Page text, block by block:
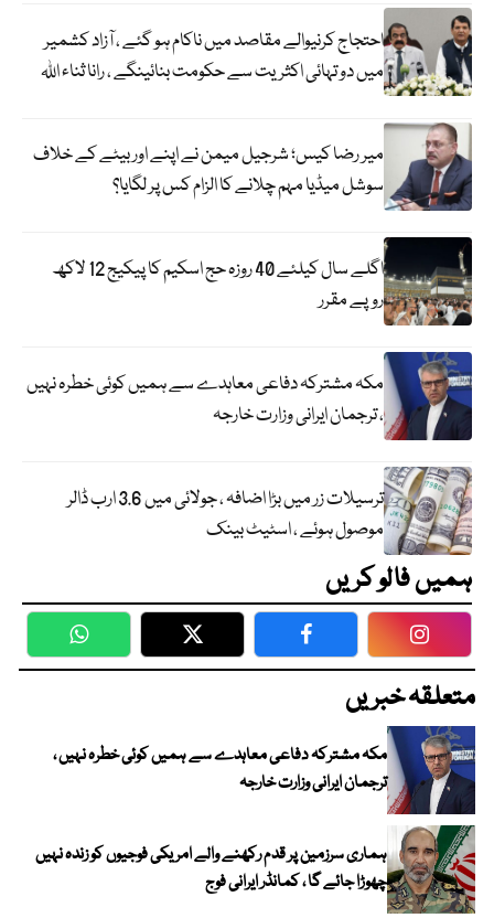
احتجاج کرنیوالے مقاصد میں ناکام ہو گئے ، آزاد کشمیر
میں دو تہائی اکثریت سے حکومت بنائینگے ، رانا ثناء اللہ
میر رضا کیس؛ شرجیل میمن نے اپنے اور بیٹے کے خلاف
سوشل میڈیا مہم چلانے کا الزام کس پر لگایا؟
اگلے سال کیلئے 40 روزہ حج اسکیم کا پیکیج 12 لاکھ
روپے مقرر
مکہ مشترکہ دفاعی معاہدے سے ہمیں کوئی خطرہ نہیں
، ترجمان ایرانی وزارت خارجہ
ترسیلات زر میں بڑا اضافہ ، جولائی میں 3.6 ارب ڈالر
موصول ہوئے ، اسٹیٹ بینک
ہمیں فالو کریں
WhatsApp Twitter Facebook
متعلقہ خبریں
مکہ مشترکہ دفاعی معاہدے سے ہمیں کوئی خطرہ نہیں ،
ترجمان ایرانی وزارت خارجہ
ہماری سرزمین پر قدم رکھنے والے امریکی فوجیوں کو زندہ نہیں
چھوڑا جائے گا ، کمانڈر ایرانی فوج